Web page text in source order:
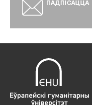
ПАДПІСАЦЦА